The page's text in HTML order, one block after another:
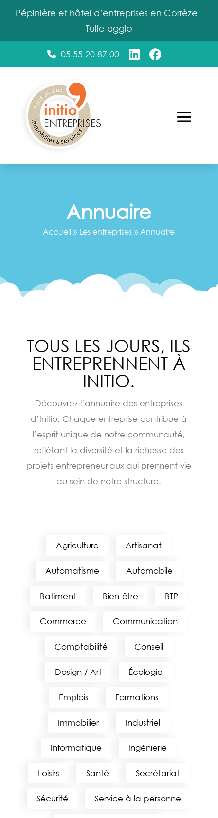
Pépinière et hôtel d’entreprises en Corrèze -
Tulle agglo
05 55 20 87 00
Annuaire
Accueil » Les entreprises » Annuaire
TOUS LES JOURS, ILS
ENTREPRENNENT À
INITIO.
Découvrez l’annuaire des entreprises
d’Initio. Chaque entreprise contribue à
l’esprit unique de notre communauté,
reflétant la diversité et la richesse des
projets entrepreneuriaux qui prennent vie
au sein de notre structure.
Agriculture Artisanat
Automatisme Automobile
Batiment Bien-être BTP
Commerce Communication
Comptabilité Conseil
Design / Art Écologie
Emplois Formations
Immobilier Industriel
Informatique Ingénierie
Loisirs Santé Secrétariat
Sécurité Service à la personne